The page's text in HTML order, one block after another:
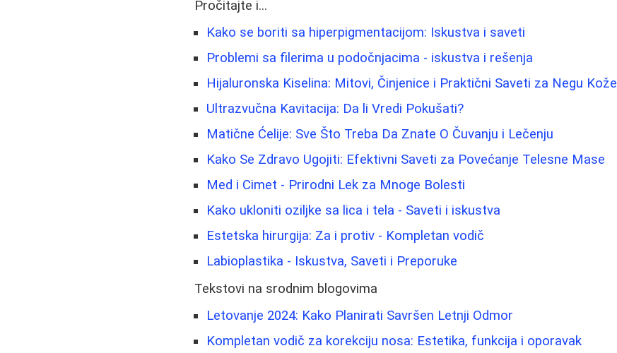
Pročitajte i...
Kako se boriti sa hiperpigmentacijom: Iskustva i saveti
Problemi sa filerima u podočnjacima - iskustva i rešenja
Hijaluronska Kiselina: Mitovi, Činjenice i Praktični Saveti za Negu Kože
Ultrazvučna Kavitacija: Da li Vredi Pokušati?
Matične Ćelije: Sve Što Treba Da Znate O Čuvanju i Lečenju
Kako Se Zdravo Ugojiti: Efektivni Saveti za Povećanje Telesne Mase
Med i Cimet - Prirodni Lek za Mnoge Bolesti
Kako ukloniti oziljke sa lica i tela - Saveti i iskustva
Estetska hirurgija: Za i protiv - Kompletan vodič
Labioplastika - Iskustva, Saveti i Preporuke
Tekstovi na srodnim blogovima
Letovanje 2024: Kako Planirati Savršen Letnji Odmor
Kompletan vodič za korekciju nosa: Estetika, funkcija i oporavak